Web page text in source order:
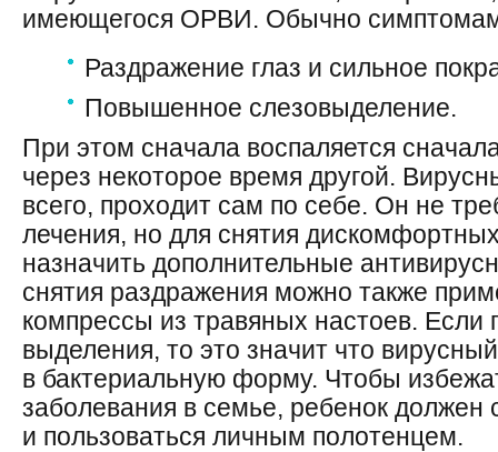
имеющегося ОРВИ. Обычно
Раздражение глаз и сильное
Повышенное слезовыделение.
При этом сначала воспаляется
через некоторое время другой.
всего, проходит сам по себе. Он не
лечения, но для снятия
назначить дополнительные
снятия раздражения можно также
компрессы из травяных настоев. Если
выделения, то это значит что
в бактериальную форму. Чтобы
заболевания в семье, ребенок должен
и пользоваться личным полотенцем.